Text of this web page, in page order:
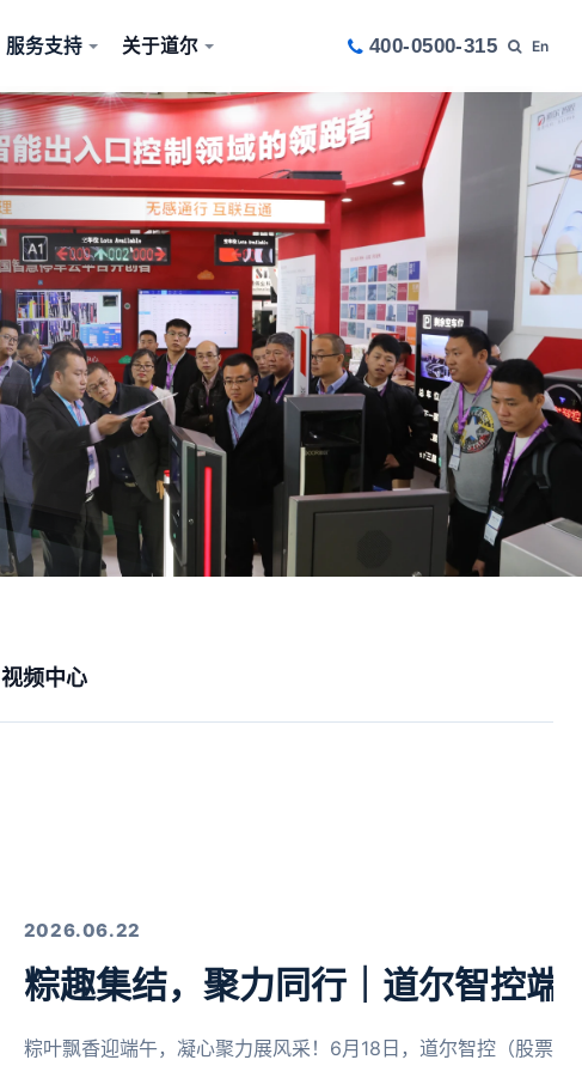
服务支持 关于道尔 400-0500-315 En
视频中心
2026.06.22
粽趣集结，聚力同行｜道尔智控端
粽叶飘香迎端午，凝心聚力展风采！6月18日，道尔智控（股票